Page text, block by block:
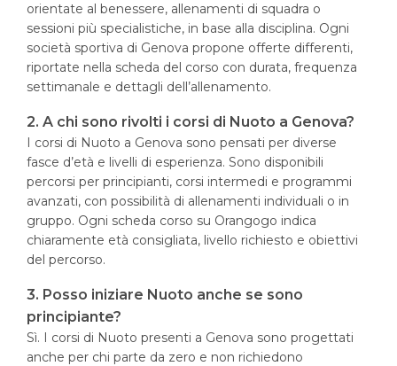
orientate al benessere, allenamenti di squadra o
sessioni più specialistiche, in base alla disciplina. Ogni
società sportiva di Genova propone offerte differenti,
riportate nella scheda del corso con durata, frequenza
settimanale e dettagli dell’allenamento.
2. A chi sono rivolti i corsi di Nuoto a Genova?
I corsi di Nuoto a Genova sono pensati per diverse
fasce d’età e livelli di esperienza. Sono disponibili
percorsi per principianti, corsi intermedi e programmi
avanzati, con possibilità di allenamenti individuali o in
gruppo. Ogni scheda corso su Orangogo indica
chiaramente età consigliata, livello richiesto e obiettivi
del percorso.
3. Posso iniziare Nuoto anche se sono
principiante?
Sì. I corsi di Nuoto presenti a Genova sono progettati
anche per chi parte da zero e non richiedono